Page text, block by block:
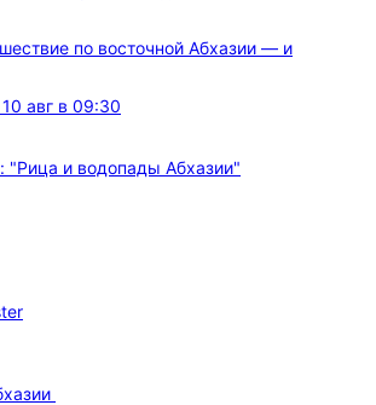
по восточной Абхазии — и
10 авг в 09:30